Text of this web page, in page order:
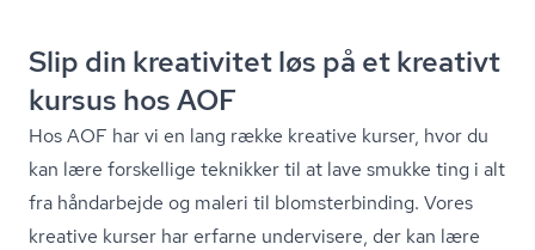
Slip din kreativitet løs på et kreativt
kursus hos AOF
Hos AOF har vi en lang række kreative kurser, hvor du
kan lære forskellige teknikker til at lave smukke ting i alt
fra håndarbejde og maleri til blom­ster­bin­ding. Vores
kreative kurser har erfarne undervisere, der kan lære